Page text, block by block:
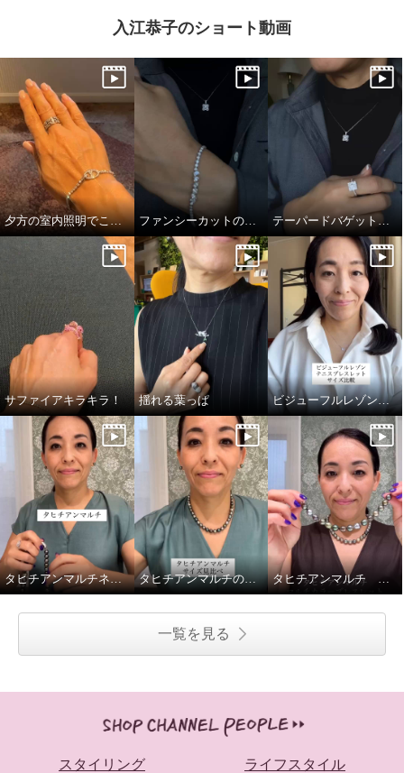
入江恭子のショート動画
夕方の室内照明でこの煌めき…！ ファンシーカットの独特かつ透明感あふれる輝き テーパードバゲットのキラキラっぷり！
サファイアキラキラ！ 揺れる葉っぱ ビジューフルレゾンテニスブレスレット比較
タヒチアンマルチネックレス留め金ご紹介 タヒチアンマルチのネックレス2種、重ねてみました タヒチアンマルチ マルチカラーブレスレットの着脱動画です
一覧を見る
スタイリング ライフスタイル